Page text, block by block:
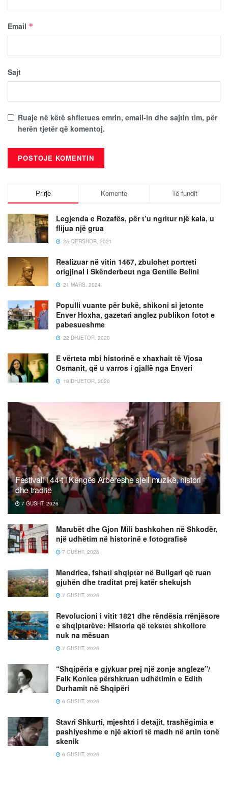
Email *
Sajt
Ruaje në këtë shfletues emrin, email-in dhe sajtin tim, për
herën tjetër që komentoj.
Prirje Komente Të fundit
Legjenda e Rozafës, për t’u ngritur një kala, u
flijua një grua
25 QERSHOR, 2021
Realizuar në vitin 1467, zbulohet portreti
origjinal i Skënderbeut nga Gentile Belini
21 MARS, 2024
Populli vuante për bukë, shikoni si jetonte
Enver Hoxha, gazetari anglez publikon fotot e
pabesueshme
22 DHJETOR, 2020
E vërteta mbi historinë e xhaxhait të Vjosa
Osmanit, që u varros i gjallë nga Enveri
18 DHJETOR, 2020
Festivali i 44-t i Këngës Arbëreshe sjell muzikë, histori
dhe traditë
7 GUSHT, 2026
Marubët dhe Gjon Mili bashkohen në Shkodër,
një udhëtim në historinë e fotografisë
7 GUSHT, 2026
Mandrica, fshati shqiptar në Bullgari që ruan
gjuhën dhe traditat prej katër shekujsh
7 GUSHT, 2026
Revolucioni i vitit 1821 dhe rëndësia rrënjësore
e shqiptarëve: Historia që tekstet shkollore
nuk na mësuan
7 GUSHT, 2026
“Shqipëria e gjykuar prej një zonje angleze”/
Faik Konica përshkruan udhëtimin e Edith
Durhamit në Shqipëri
6 GUSHT, 2026
Stavri Shkurti, mjeshtri i detajit, trashëgimia e
pashlyeshme e një aktori të madh në artin tonë
skenik
6 GUSHT, 2026